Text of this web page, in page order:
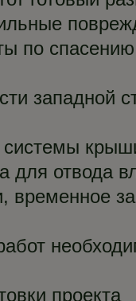
по
западной
системы
для отвода
временное
проекта